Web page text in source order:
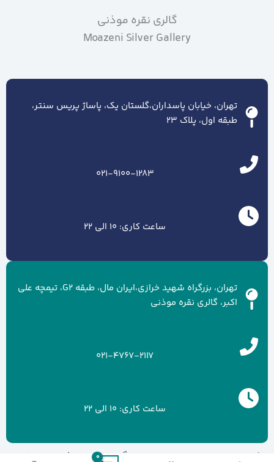
گالری نقره موذنی
Moazeni Silver Gallery
تهران، خیابان پاسداران،گلستان یک، پاساژ پریس سنتر،
طبقه اول، پلاک ۲۳
021-9100-1283
ساعت کاری: 10 الی 22
تهران، بزرگراه شهید خرازی،ایران مال، طبقه G2، تیمچه علی
اکبر، گالری نقره موذنی
021-4767-2117
ساعت کاری: 10 الی 22
کلیه حقوق سایت متعلق به برند گالری نقره موذنی می باشد.